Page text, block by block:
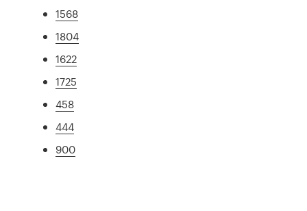
1568
1804
1622
1725
458
444
900